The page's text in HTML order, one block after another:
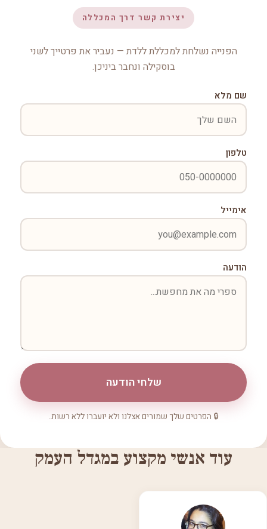
יצירת קשר דרך המכללה
הפנייה נשלחת למכללת ללדת — נעביר את פרטייך לשני
בוסקילה ונחבר ביניכן.
שם מלא
טלפון
אימייל
הודעה
שלחי הודעה
🔒 הפרטים שלך שמורים אצלנו ולא יועברו ללא רשות.
עוד אנשי מקצוע במגדל העמק